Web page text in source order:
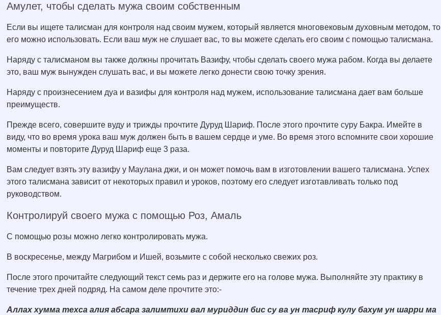
Амулет, чтобы сделать мужа своим собственным
Если вы ищете талисман для контроля над своим мужем, который является многовековым духовным методом, то
его можно использовать. Если ваш муж не слушает вас, то вы можете сделать его своим с помощью талисмана.
Наряду с талисманом вы также должны прочитать Вазифу, чтобы сделать своего мужа рабом. Когда вы делаете
это, ваш муж вынужден слушать вас, и вы можете легко донести свою точку зрения.
Наряду с произнесением дуа и вазифы для контроля над мужем, использование талисмана дает вам больше
преимуществ.
Прежде всего, совершите вуду и трижды прочтите Дуруд Шариф. После этого прочтите суру Бакра. Имейте в
виду, что во время урока ваш муж должен быть в вашем сердце и уме. Во время этого вспомните свои хорошие
моменты и повторите Дуруд Шариф еще 3 раза.
Вам следует взять эту вазифу у Маулана джи, и он может помочь вам в изготовлении вашего талисмана. Успех
этого талисмана зависит от некоторых правил и уроков, поэтому его следует изготавливать только под
руководством.
Контролируй своего мужа с помощью Роз, Амаль
С помощью розы можно легко контролировать мужа.
В воскресенье, между Магрибом и Ишей, возьмите с собой несколько свежих роз.
После этого прочитайте следующий текст семь раз и держите его на голове мужа. Выполняйте эту практику в
течение трех дней подряд. На самом деле прочтите это:-
Аллах хумма техса алия абсара залимтихи вал муриддин бис су ва ун тасриф кулу бахум ун шарри ма